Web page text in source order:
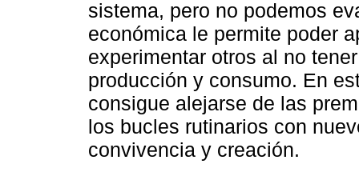
sistema, pero no podemos
económica le permite poder
experimentar otros al no
producción y consumo. En
consigue alejarse de las
los bucles rutinarios con
convivencia y creación.